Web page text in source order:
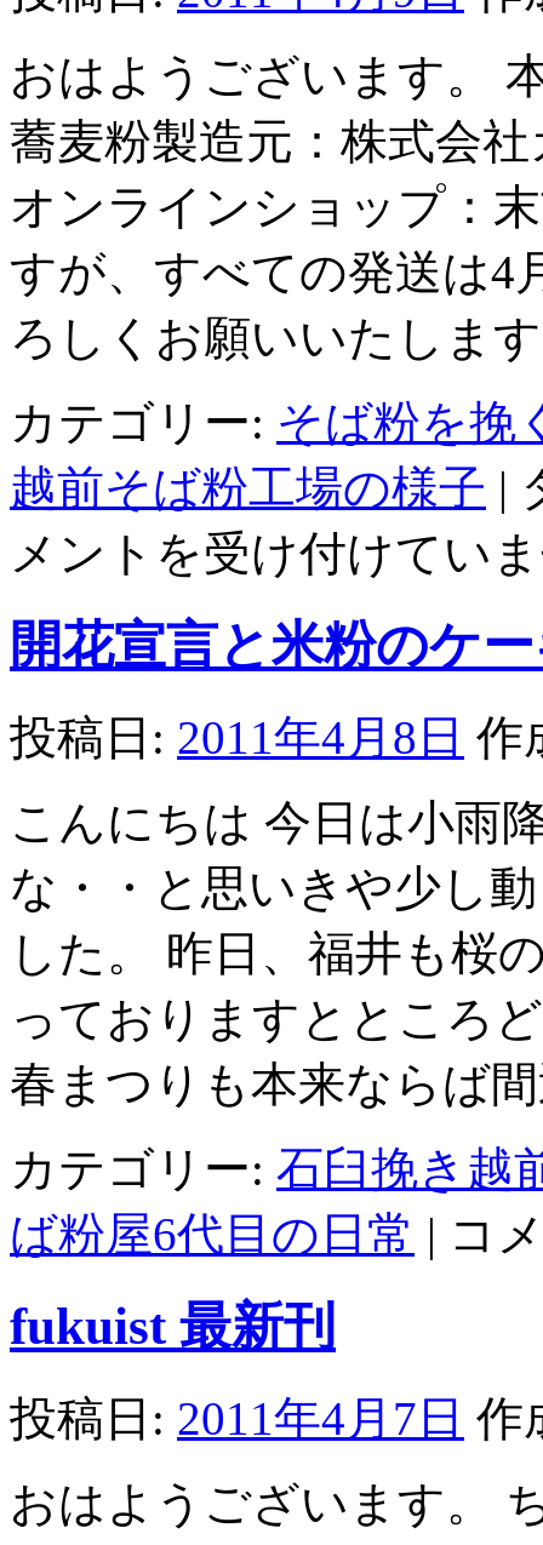
おはようございます。
蕎麦粉製造元：株式会
オンラインショップ：
すが、すべての発送は4
ろしくお願いいたしま
カテゴリー: そば粉を挽
越前そば粉工場の様子 |
メントを受け付けてい
開花宣言と米粉のケ
投稿日: 2011年4月8日 作
こんにちは 今日は小雨
な・・と思いきや少し
した。 昨日、福井も桜
っておりますとところ
春まつりも本来ならば
カテゴリー: 石臼挽き越
ば粉屋6代目の日常 |
ケ
ー
コ
fukuist 最新刊
投稿日: 2011年4月7日 作
おはようございます。